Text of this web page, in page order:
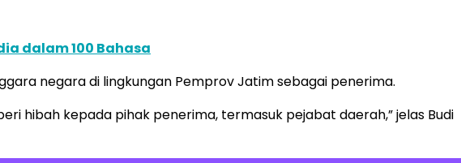
dalam 100 Bahasa
negara di lingkungan Pemprov Jatim sebagai penerima.
hibah kepada pihak penerima, termasuk pejabat daerah,” jelas Budi